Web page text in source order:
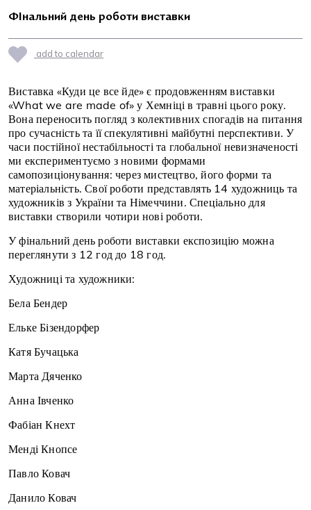
ФІнальний день роботи виставки
add to calendar
Виставка «Куди це все йде» є продовженням виставки
«What we are made of» у Хемніці в травні цього року.
Вона переносить погляд з колективних спогадів на питання
про сучасність та її спекулятивні майбутні перспективи. У
часи постійної нестабільності та глобальної невизначеності
ми експериментуємо з новими формами
самопозиціонування: через мистецтво, його форми та
матеріальність. Свої роботи представлять 14 художниць та
художників з України та Німеччини. Спеціально для
виставки створили чотири нові роботи.
У фінальний день роботи виставки експозицію можна
переглянути з 12 год до 18 год.
Художниці та художники:
Бела Бендер
Ельке Бізендорфер
Катя Бучацька
Марта Дяченко
Анна Івченко
Фабіан Кнехт
Менді Кнопсе
Павло Ковач
Данило Ковач